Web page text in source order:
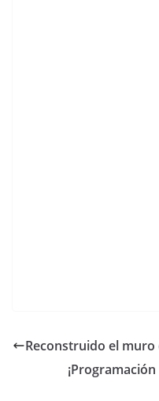
Reconstruido el